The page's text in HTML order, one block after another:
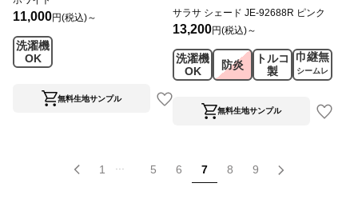
11,000円(税込)～
洗濯機
OK
無料生地サンプル
サラサ シェード JE-92688R ピンク
13,200円(税込)～
洗濯機
OK
防炎
トルコ
製
巾継無
シームレ
ス
無料生地サンプル
1 5 6 7 8 9